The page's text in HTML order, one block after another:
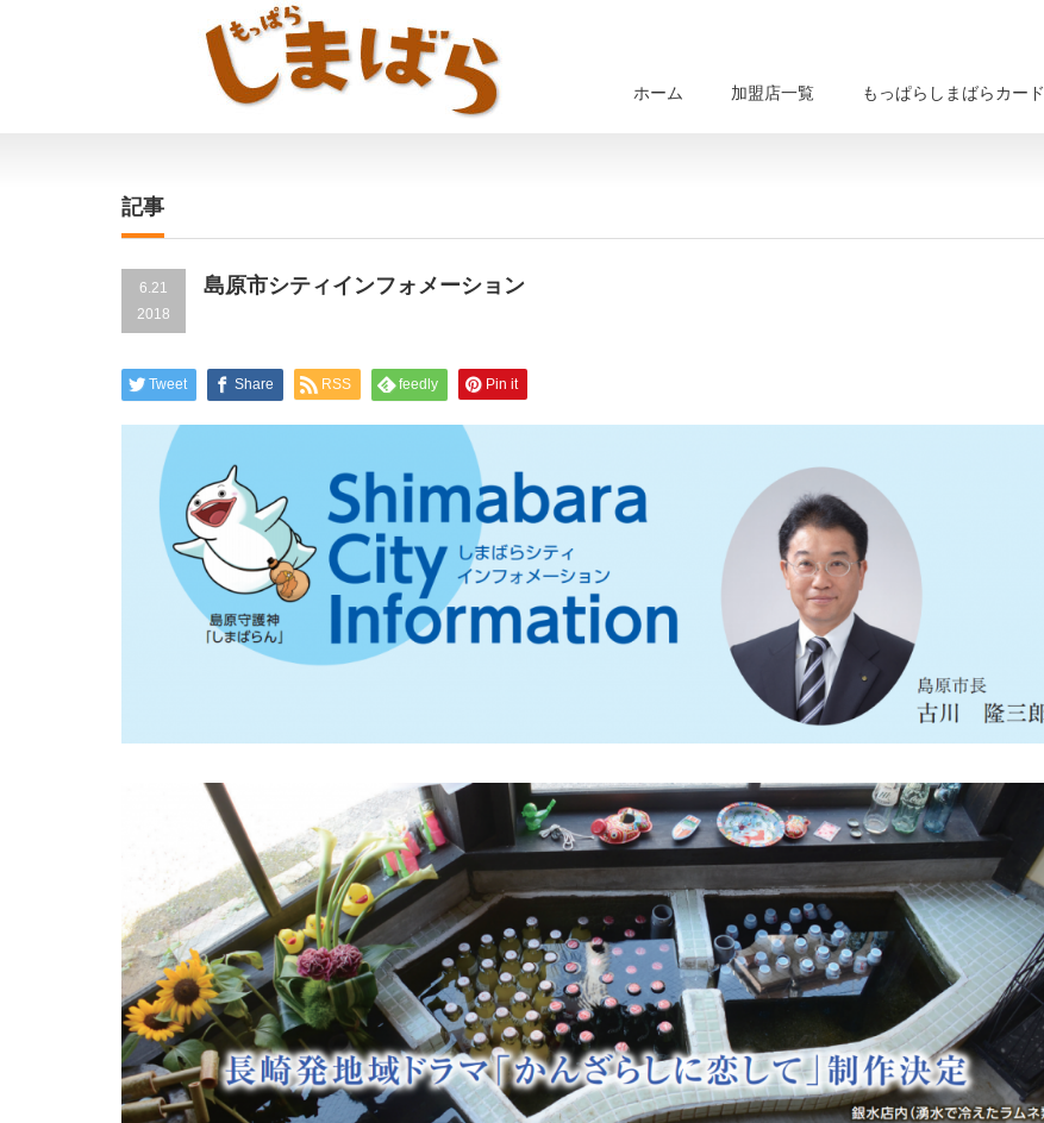
ホーム 加盟店一覧 もっぱらしまばらカード
記事
6.21
2018
島原市シティインフォメーション
Tweet Share RSS feedly Pin it